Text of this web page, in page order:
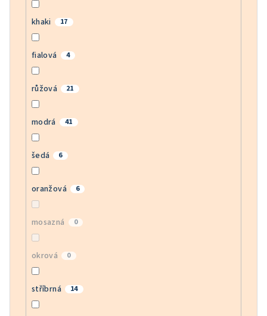
khaki 17
fialová 4
růžová 21
modrá 41
šedá 6
oranžová 6
mosazná 0
okrová 0
stříbrná 14